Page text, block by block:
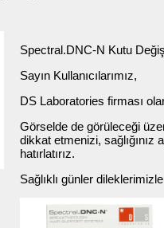
Spectral.DNC-N Kutu
Sayın Kullanıcılarımız,
DS Laboratories firması
Görselde de görüleceği
dikkat etmenizi, sağlığınız
hatırlatırız.
Sağlıklı günler